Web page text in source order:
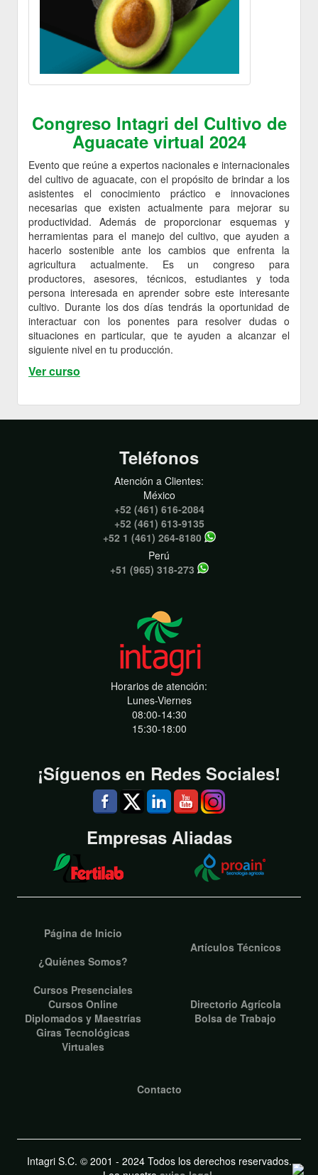
Congreso Intagri del Cultivo de
Aguacate virtual 2024
Evento que reúne a expertos nacionales e internacionales
del cultivo de aguacate, con el propósito de brindar a los
asistentes el conocimiento práctico e innovaciones
necesarias que existen actualmente para mejorar su
productividad. Además de proporcionar esquemas y
herramientas para el manejo del cultivo, que ayuden a
hacerlo sostenible ante los cambios que enfrenta la
agricultura actualmente. Es un congreso para
productores, asesores, técnicos, estudiantes y toda
persona interesada en aprender sobre este interesante
cultivo. Durante los dos días tendrás la oportunidad de
interactuar con los ponentes para resolver dudas o
situaciones en particular, que te ayuden a alcanzar el
siguiente nivel en tu producción.
Ver curso
Teléfonos
Atención a Clientes:
México
+52 (461) 616-2084
+52 (461) 613-9135
+52 1 (461) 264-8180
Perú
+51 (965) 318-273
Horarios de atención:
Lunes-Viernes
08:00-14:30
15:30-18:00
¡Síguenos en Redes Sociales!
Empresas Aliadas
Página de Inicio
¿Quiénes Somos?
Artículos Técnicos
Cursos Presenciales
Cursos Online
Diplomados y Maestrías
Giras Tecnológicas
Virtuales
Directorio Agrícola
Bolsa de Trabajo
Contacto
Intagri S.C. © 2001 - 2024 Todos los derechos reservados.